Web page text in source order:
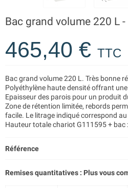
Bac grand volume 220 L
465,40 € TTC
Bac grand volume 220 L. Très bonne
Polyéthylène haute densité offrant
Epaisseur des parois pour un produit
Zone de rétention limitée, rebords
facile. Le litrage indiqué correspond
Hauteur totale chariot G111595 + bac
Référence
Remises quantitatives : Plus vous